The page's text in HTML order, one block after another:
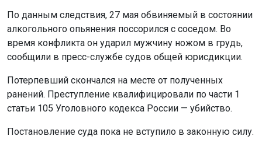
По данным следствия, 27 мая обвиняемый в состоянии
алкогольного опьянения поссорился с соседом. Во
время конфликта он ударил мужчину ножом в грудь,
сообщили в пресс-службе судов общей юрисдикции.
Потерпевший скончался на месте от полученных
ранений. Преступление квалифицировали по части 1
статьи 105 Уголовного кодекса России — убийство.
Постановление суда пока не вступило в законную силу.